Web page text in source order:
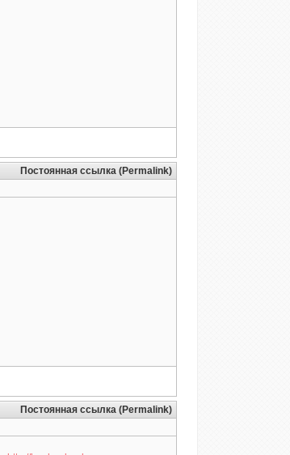
Постоянная ссылка (Permalink)
Постоянная ссылка (Permalink)